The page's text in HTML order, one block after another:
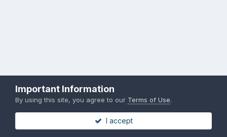
Important Information
By using this site, you agree to our Terms of Use.
I accept